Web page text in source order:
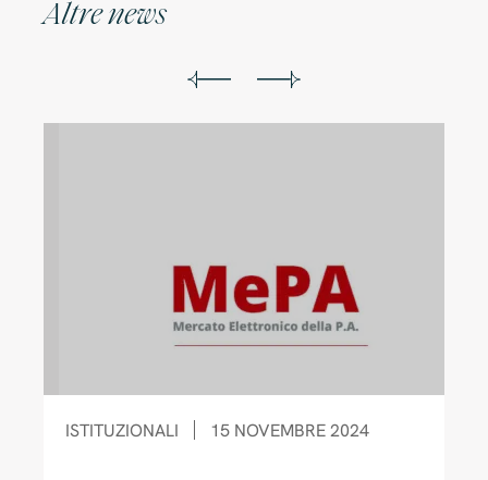
Altrenews
ISTITUZIONALI 15 NOVEMBRE 2024